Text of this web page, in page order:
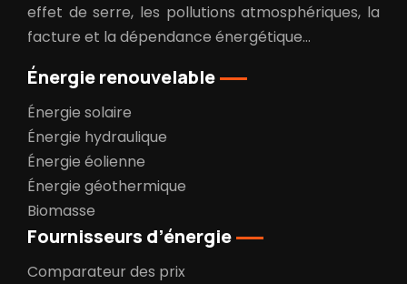
effet de serre, les pollutions atmosphériques, la
facture et la dépendance énergétique…
Énergie renouvelable
Énergie solaire
Énergie hydraulique
Énergie éolienne
Énergie géothermique
Biomasse
Fournisseurs d’énergie
Comparateur des prix